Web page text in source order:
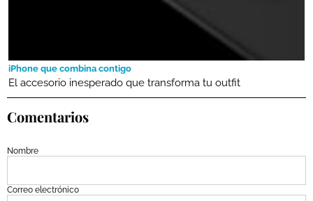
iPhone que combina contigo
El accesorio inesperado que transforma tu outfit
Comentarios
Nombre
Correo electrónico